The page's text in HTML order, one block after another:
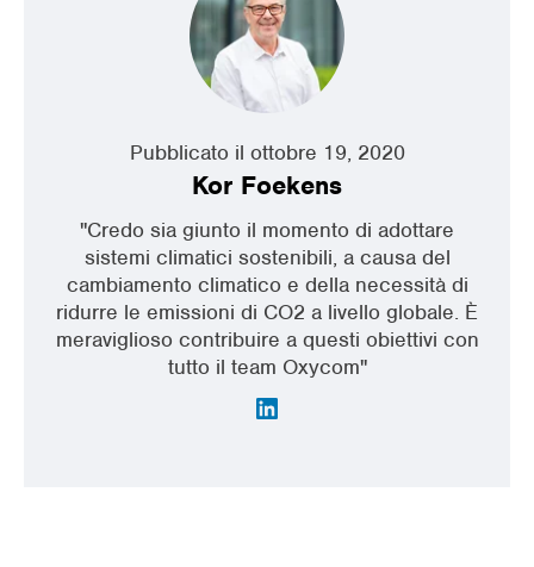
Pubblicato il ottobre 19, 2020
Kor Foekens
"Credo sia giunto il momento di adottare
sistemi climatici sostenibili, a causa del
cambiamento climatico e della necessità di
ridurre le emissioni di CO2 a livello globale. È
meraviglioso contribuire a questi obiettivi con
tutto il team Oxycom"